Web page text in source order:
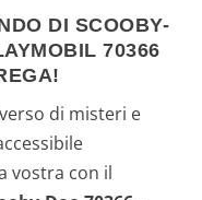
DI SCOOBY-
70366
di misteri e
vostra con il